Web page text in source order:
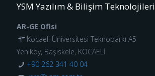
YSM Yazılım & Bilişim Teknolojileri
AR-GE Ofisi
Kocaeli Üniversitesi Teknoparkı A5
Yeniköy, Başiskele, KOCAELİ
+90 262 341 40 04